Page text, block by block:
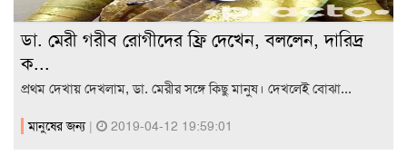
ডা. মেরী গরীব রোগীদের ফ্রি দেখেন, বললেন, দারিদ্র
ক...
প্রথম দেখায় দেখলাম, ডা. মেরীর সঙ্গে কিছু মানুষ। দেখলেই বোঝা...
মানুষের জন্য | 2019-04-12 19:59:01